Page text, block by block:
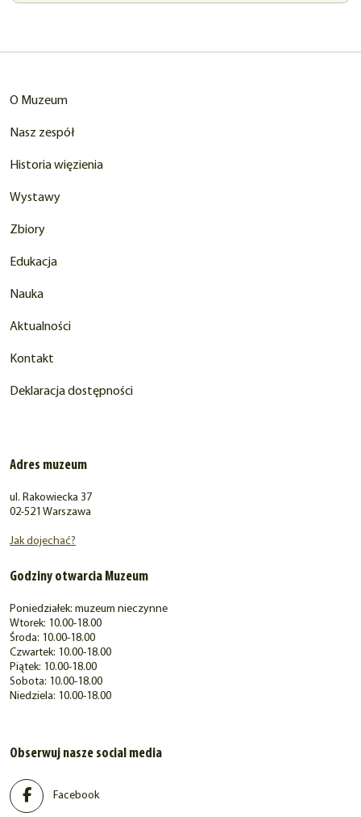
O Muzeum
Nasz zespół
Historia więzienia
Wystawy
Zbiory
Edukacja
Nauka
Aktualności
Kontakt
Deklaracja dostępności
Adres muzeum
ul. Rakowiecka 37
02-521 Warszawa
Jak dojechać?
Godziny otwarcia Muzeum
Poniedziałek: muzeum nieczynne
Wtorek: 10.00-18.00
Środa: 10.00-18.00
Czwartek: 10.00-18.00
Piątek: 10.00-18.00
Sobota: 10.00-18.00
Niedziela: 10.00-18.00
Obserwuj nasze social media
Facebook